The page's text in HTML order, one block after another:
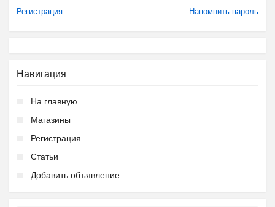
Регистрация Напомнить пароль
Навигация
На главную
Магазины
Регистрация
Статьи
Добавить объявление